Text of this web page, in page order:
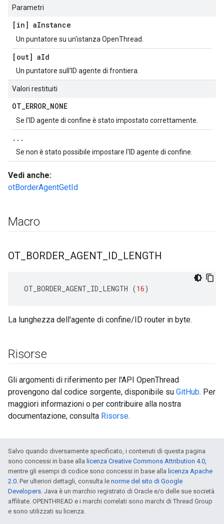
Parametri
[in] aInstance
Un puntatore su un'istanza OpenThread.
[out] aId
Un puntatore sull'ID agente di frontiera.
Valori restituiti
OT_ERROR_NONE
Se l'ID agente di confine è stato impostato correttamente.
. . .
Se non è stato possibile impostare l'ID agente di confine.
Vedi anche:
otBorderAgentGetId
Macro
OT BORDER AGENT ID LENGTH
OT_BORDER_AGENT_ID_LENGTH (16)
La lunghezza dell'agente di confine/ID router in byte.
Risorse
Gli argomenti di riferimento per l'API OpenThread
provengono dal codice sorgente, disponibile su GitHub. Per
maggiori informazioni o per contribuire alla nostra
documentazione, consulta Risorse.
Salvo quando diversamente specificato, i contenuti di questa pagina
sono concessi in base alla licenza Creative Commons Attribution 4.0,
mentre gli esempi di codice sono concessi in base alla licenza Apache
2.0. Per ulteriori dettagli, consulta le norme del sito di Google
Developers. Java è un marchio registrato di Oracle e/o delle sue società
affiliate. OPENTHREAD e i marchi correlati sono marchi di Thread Group
e sono utilizzati su licenza.